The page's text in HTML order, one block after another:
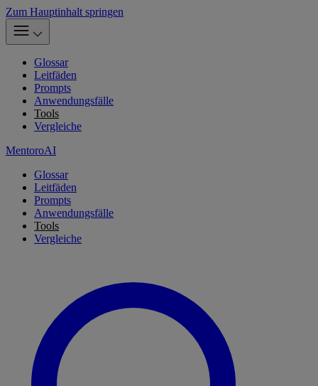
Zum Hauptinhalt springen
Glossar
Leitfäden
Prompts
Anwendungsfälle
Tools
Vergleiche
MentoroAI
Glossar
Leitfäden
Prompts
Anwendungsfälle
Tools
Vergleiche